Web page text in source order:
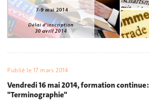
Publié le 17 mars 2014
Vendredi 16 mai 2014, formation continue :
"Terminographie"